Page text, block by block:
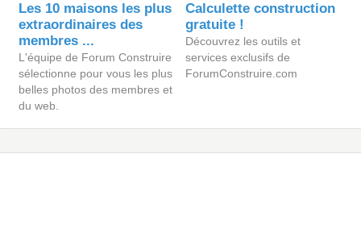
Les 10 maisons les plus
extraordinaires des
membres ...
L'équipe de Forum Construire
sélectionne pour vous les plus
belles photos des membres et
du web.
Calculette construction
gratuite !
Découvrez les outils et
services exclusifs de
ForumConstruire.com